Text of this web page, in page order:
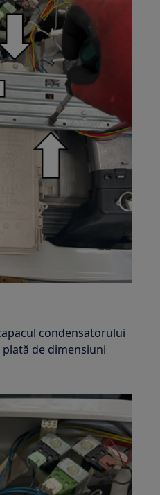
condensatorului
de dimensiuni